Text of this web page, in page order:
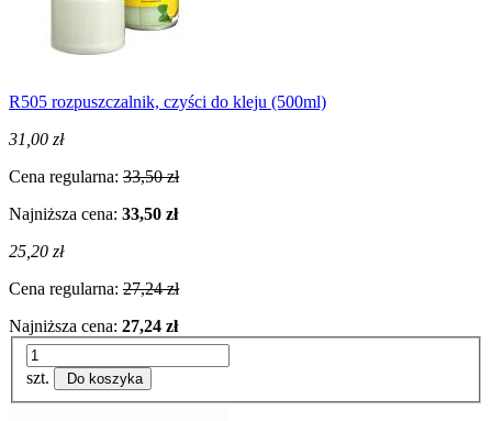
R505 rozpuszczalnik, czyści do kleju (500ml)
31,00 zł
Cena regularna: 33,50 zł
Najniższa cena: 33,50 zł
25,20 zł
Cena regularna: 27,24 zł
Najniższa cena: 27,24 zł
szt. Do koszyka